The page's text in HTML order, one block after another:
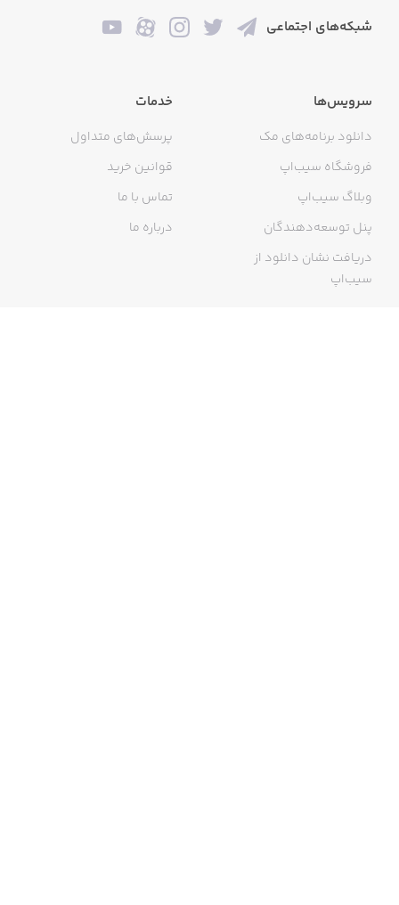
شبکه‌های اجتماعی
سرویس‌ها
دانلود برنامه‌های مک
فروشگاه سیب‌اپ
وبلاگ سیب‌اپ
پنل توسعه‌دهندگان
دریافت نشان دانلود از
سیب‌اپ
خدمات
پرسش‌های متداول
قوانین خرید
تماس با ما
درباره ما